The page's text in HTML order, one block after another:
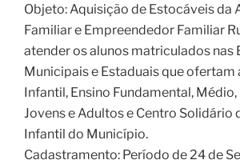
Objeto: Aquisição de Estocáveis da
Familiar e Empreendedor Familiar
atender os alunos matriculados nas
Municipais e Estaduais que ofertam
Infantil, Ensino Fundamental,
Jovens e Adultos e Centro Solidário
Infantil do Município.
Cadastramento: Período de 24 de